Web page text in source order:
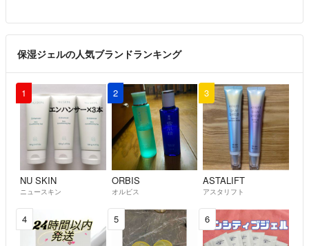
保湿ジェルの人気ブランドランキング
1
NU SKIN
ニュースキン
2
ORBIS
オルビス
3
ASTALIFT
アスタリフト
4 5 6